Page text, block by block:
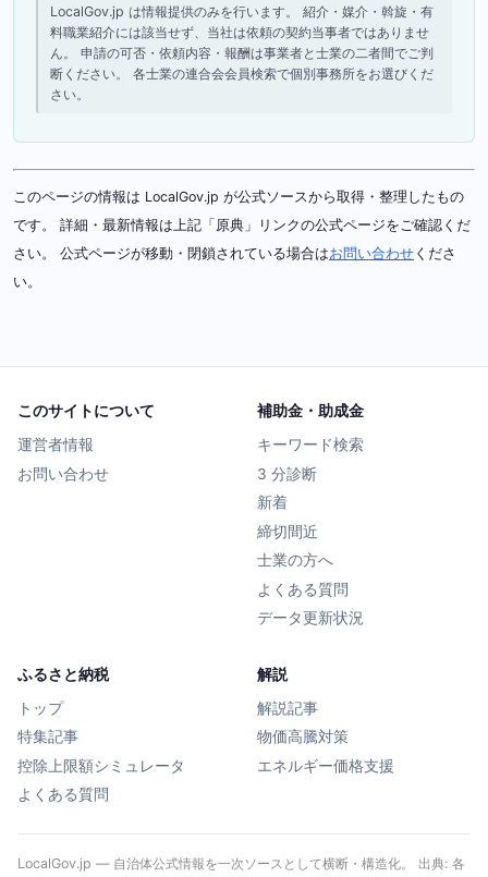
LocalGov.jp は情報提供のみを行います。 紹介・媒介・斡旋・有
料職業紹介には該当せず、当社は依頼の契約当事者ではありませ
ん。 申請の可否・依頼内容・報酬は事業者と士業の二者間でご判
断ください。 各士業の連合会会員検索で個別事務所をお選びくだ
さい。
このページの情報は LocalGov.jp が公式ソースから取得・整理したもの
です。 詳細・最新情報は上記「原典」リンクの公式ページをご確認くだ
さい。 公式ページが移動・閉鎖されている場合はお問い合わせ くださ
い。
このサイトについて
運営者情報
お問い合わせ
補助金・助成金
キーワード検索
3 分診断
新着
締切間近
士業の方へ
よくある質問
データ更新状況
ふるさと納税
トップ
特集記事
控除上限額シミュレータ
よくある質問
解説
解説記事
物価高騰対策
エネルギー価格支援
LocalGov.jp — 自治体公式情報を一次ソースとして横断・構造化。 出典: 各